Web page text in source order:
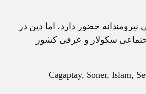
حضور دارد، اما دين در
سکولار و عرفی کشور